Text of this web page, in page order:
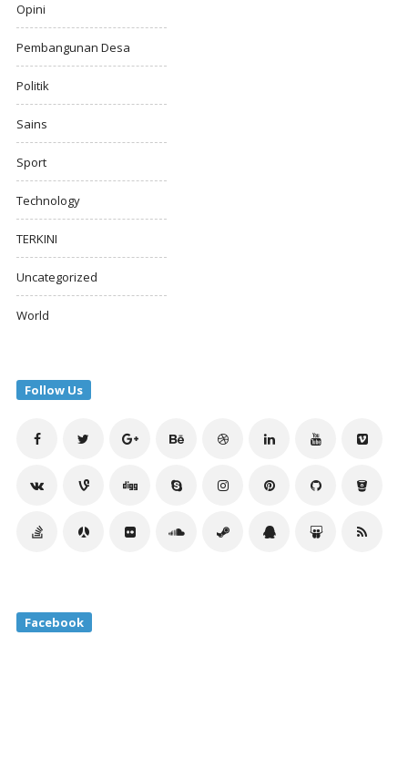
Opini
Pembangunan Desa
Politik
Sains
Sport
Technology
TERKINI
Uncategorized
World
Follow Us
Facebook